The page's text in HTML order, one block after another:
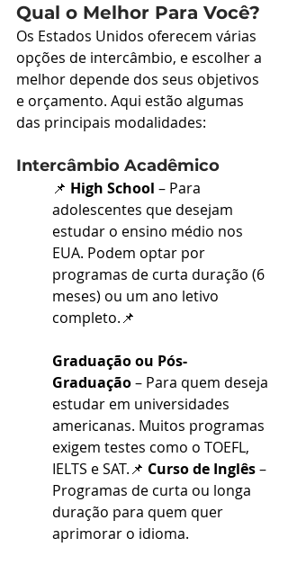
Qual o Melhor Para Você?
Os Estados Unidos oferecem várias
opções de intercâmbio, e escolher a
melhor depende dos seus objetivos
e orçamento. Aqui estão algumas
das principais modalidades:
Intercâmbio Acadêmico
📌 High School – Para
adolescentes que desejam
estudar o ensino médio nos
EUA. Podem optar por
programas de curta duração (6
meses) ou um ano letivo
completo.📌
Graduação ou Pós-
Graduação – Para quem deseja
estudar em universidades
americanas. Muitos programas
exigem testes como o TOEFL,
IELTS e SAT.📌 Curso de Inglês –
Programas de curta ou longa
duração para quem quer
aprimorar o idioma.